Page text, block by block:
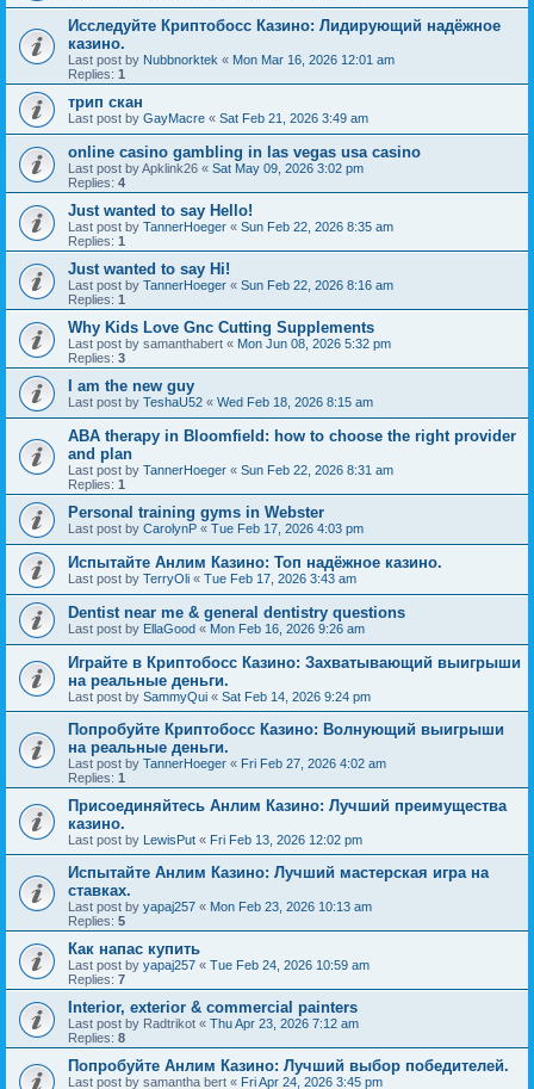
Исследуйте Криптобосс Казино: Лидирующий надёжное
казино.
Last post by Nubbnorktek « Mon Mar 16, 2026 12:01 am
Replies: 1
трип скан
Last post by GayMacre « Sat Feb 21, 2026 3:49 am
online casino gambling in las vegas usa casino
Last post byApklink26 « Sat May 09, 2026 3:02 pm
Replies: 4
Just wanted to say Hello!
Last post by TannerHoeger « Sun Feb 22, 2026 8:35 am
Replies: 1
Just wanted to say Hi!
Last post by TannerHoeger « Sun Feb 22, 2026 8:16 am
Replies: 1
Why Kids Love Gnc Cutting Supplements
Last post by samanthabert « Mon Jun 08, 2026 5:32 pm
Replies: 3
I am the new guy
Last post by TeshaU52 « Wed Feb 18, 2026 8:15 am
ABA therapy in Bloomfield: how to choose the right provider
and plan
Last post by TannerHoeger « Sun Feb 22, 2026 8:31 am
Replies: 1
Personal training gyms in Webster
Last post by CarolynP « Tue Feb 17, 2026 4:03 pm
Испытайте Анлим Казино: Топ надёжное казино.
Last post by TerryOli « Tue Feb 17, 2026 3:43 am
Dentist near me & general dentistry questions
Last post by EllaGood « Mon Feb 16, 2026 9:26 am
Играйте в Криптобосс Казино: Захватывающий выигрыши
на реальные деньги.
Last post by SammyQui « Sat Feb 14, 2026 9:24 pm
Попробуйте Криптобосс Казино: Волнующий выигрыши
на реальные деньги.
Last post by TannerHoeger « Fri Feb 27, 2026 4:02 am
Replies: 1
Присоединяйтесь Анлим Казино: Лучший преимущества
казино.
Last post by LewisPut « Fri Feb 13, 2026 12:02 pm
Испытайте Анлим Казино: Лучший мастерская игра на
ставках.
Last post by yapaj257 « Mon Feb 23, 2026 10:13 am
Replies: 5
Как напас купить
Last post by yapaj257 « Tue Feb 24, 2026 10:59 am
Replies: 7
Interior, exterior & commercial painters
Last post by Radtrikot « Thu Apr 23, 2026 7:12 am
Replies: 8
Попробуйте Анлим Казино: Лучший выбор победителей.
Last post by samantha bert « Fri Apr 24, 2026 3:45 pm